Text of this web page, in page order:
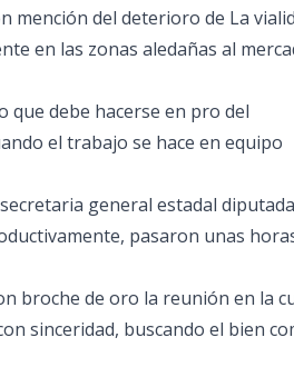
mención del deterioro de La
en las zonas aledañas al
que debe hacerse en pro del
el trabajo se hace en equipo
general estadal diputada
pasaron unas
broche de oro la reunión en la
sinceridad, buscando el bien